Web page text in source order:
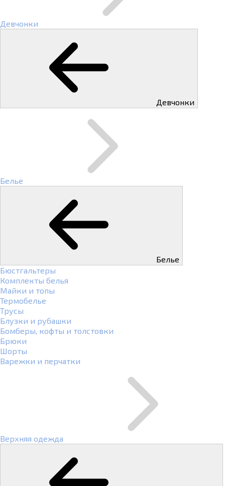
Девчонки
Девчонки
Белье
Белье
Бюстгальтеры
Комплекты белья
Майки и топы
Термобелье
Трусы
Блузки и рубашки
Бомберы, кофты и толстовки
Брюки
Шорты
Варежки и перчатки
Верхняя одежда